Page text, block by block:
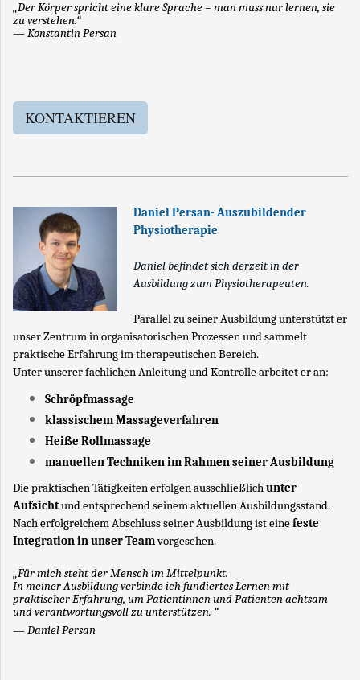
„Der Körper spricht eine klare Sprache – man muss nur lernen, sie
zu verstehen.“
— Konstantin Persan
KONTAKTIEREN
Daniel Persan- Auszubildender
Physiotherapie
Daniel befindet sich derzeit in der
Ausbildung zum Physiotherapeuten.
Parallel zu seiner Ausbildung unterstützt er
unser Zentrum in organisatorischen Prozessen und sammelt
praktische Erfahrung im therapeutischen Bereich.
Unter unserer fachlichen Anleitung und Kontrolle arbeitet er an:
Schröpfmassage
klassischem Massageverfahren
Heiße Rollmassage
manuellen Techniken im Rahmen seiner Ausbildung
Die praktischen Tätigkeiten erfolgen ausschließlichunter
Aufsichtund entsprechend seinem aktuellen Ausbildungsstand.
Nach erfolgreichem Abschluss seiner Ausbildung ist einefeste
Integration in unser Teamvorgesehen.
„Für mich steht der Mensch im Mittelpunkt.
In meiner Ausbildung verbinde ich fundiertes Lernen mit
praktischer Erfahrung, um Patientinnen und Patienten achtsam
und verantwortungsvoll zu unterstützen. “
— Daniel Persan